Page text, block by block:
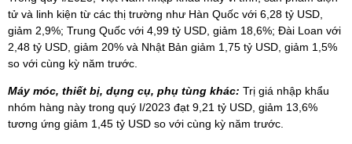
tử và linh kiện từ các thị trường như Hàn Quốc với 6,28 tỷ USD,
giảm 2,9%; Trung Quốc với 4,99 tỷ USD, giảm 18,6%; Đài Loan với
2,48 tỷ USD, giảm 20% và Nhật Bản giảm 1,75 tỷ USD, giảm 1,5%
so với cùng kỳ năm trước.
Máy móc, thiết bị, dụng cụ, phụ tùng khác: Trị giá nhập khẩu
nhóm hàng này trong quý I/2023 đạt 9,21 tỷ USD, giảm 13,6%
tương ứng giảm 1,45 tỷ USD so với cùng kỳ năm trước.